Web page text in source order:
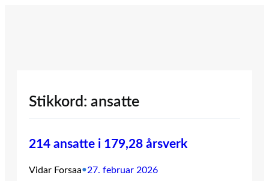
Stikkord: ansatte
214 ansatte i 179,28 årsverk
Vidar Forsaa•27. februar 2026